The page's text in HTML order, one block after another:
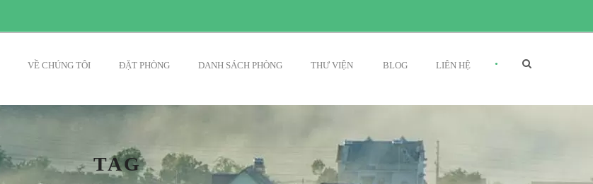
VỀ CHÚNG TÔI ĐẶT PHÒNG DANH SÁCH PHÒNG THƯ VIỆN BLOG LIÊN HỆ •
TAG